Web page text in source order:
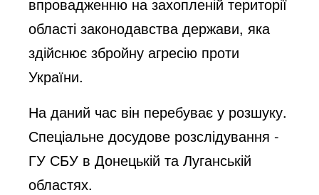
області законодавства держави, яка
здійснює збройну агресію проти
України.
На даний час він перебуває у розшуку.
Спеціальне досудове розслідування -
ГУ СБУ в Донецькій та Луганській
областях.